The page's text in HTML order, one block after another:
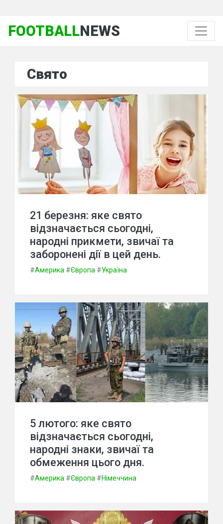
FOOTBALLNEWS
Свято
21 березня: яке свято
відзначається сьогодні,
народні прикмети, звичаї та
заборонені дії в цей день.
#Америка #Європа #Україна
5 лютого: яке свято
відзначається сьогодні,
народні знаки, звичаї та
обмеження цього дня.
#Америка #Європа #Німеччина